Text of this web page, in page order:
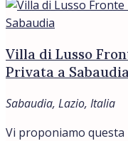
Villa di Lusso
Privata a Sabaudia
Sabaudia, Lazio, Italia
Vi proponiamo questa